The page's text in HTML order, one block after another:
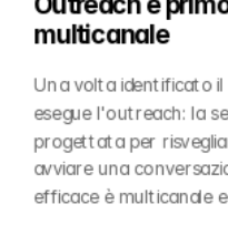
multicanale
Una volta identificato
esegue l'outreach: la
progettata per
avviare una
efficace è multicanale